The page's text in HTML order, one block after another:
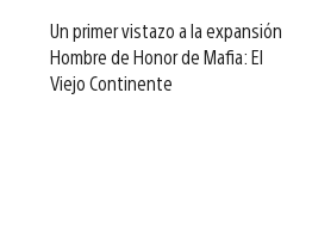
Un primer vistazo a la expansión
Hombre de Honor de Mafia: El
Viejo Continente